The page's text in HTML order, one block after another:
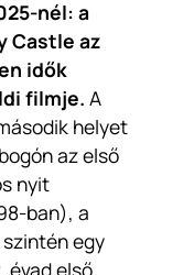
nél: a
Castle az
idők
filmje. A
helyet
az első
nyit
ban), a
egy
évad első